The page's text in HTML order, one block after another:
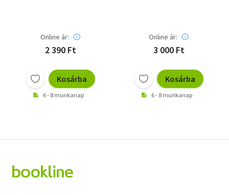
Online ár:
2 390 Ft
Kosárba
6 - 8 munkanap
Online ár:
3 000 Ft
Kosárba
6 - 8 munkanap